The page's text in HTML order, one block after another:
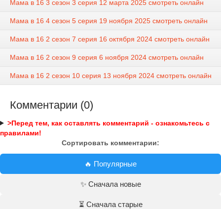
Мама в 16 3 сезон 3 серия 12 марта 2025 смотреть онлайн
Мама в 16 4 сезон 5 серия 19 ноября 2025 смотреть онлайн
Мама в 16 2 сезон 7 серия 16 октября 2024 смотреть онлайн
Мама в 16 2 сезон 9 серия 6 ноября 2024 смотреть онлайн
Мама в 16 2 сезон 10 серия 13 ноября 2024 смотреть онлайн
Комментарии (0)
>Перед тем, как оставлять комментарий - ознакомьтесь с
правилами!
Сортировать комментарии:
🔥 Популярные
✨ Сначала новые
⏳ Сначала старые